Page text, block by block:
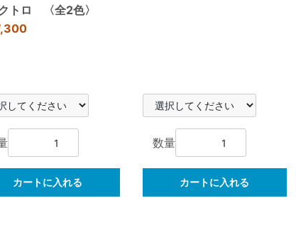
トロ 〈全2色〉
カートに入れる
数量
カートに入れる